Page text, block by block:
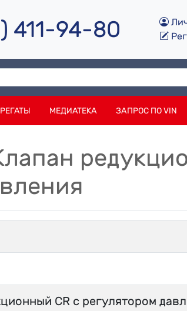
411-94-80
МЕДИАТЕКА ЗАПРОС ПО VIN
CR с регулятором